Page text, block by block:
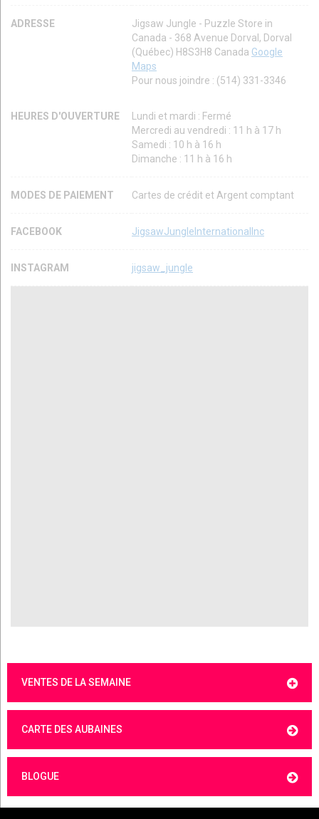
ADRESSE
Jigsaw Jungle - Puzzle Store in
Canada - 368 Avenue Dorval, Dorval
(Québec) H8S3H8 Canada Google
Maps
Pour nous joindre : (514) 331-3346
HEURES D'OUVERTURE
Lundi et mardi : Fermé
Mercredi au vendredi : 11 h à 17 h
Samedi : 10 h à 16 h
Dimanche : 11 h à 16 h
MODES DE PAIEMENT Cartes de crédit et Argent comptant
FACEBOOK JigsawJungleInternationalInc
INSTAGRAM jigsaw_jungle
VENTES DE LA SEMAINE
CARTE DES AUBAINES
BLOGUE